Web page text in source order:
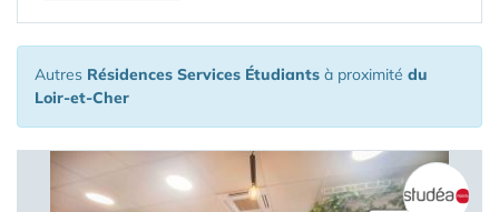
Autres Résidences Services Étudiants à proximité du
Loir-et-Cher